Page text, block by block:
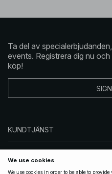
Ta del av
events. Registrera dig nu
köp!
KUNDTJÄNST